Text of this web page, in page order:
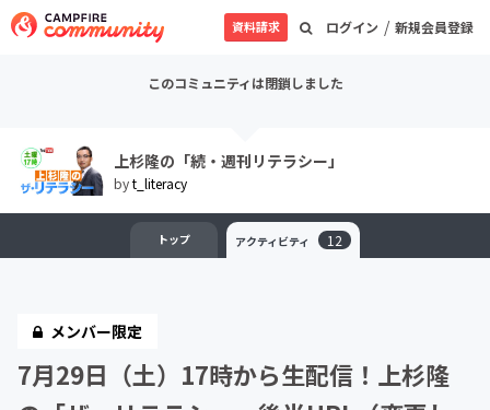
ログイン / 新規会員登録
資料請求
このコミュニティは閉鎖しました
上杉隆の「続・週刊リテラシー」
byt_literacy
トップ アクティビティ 12
メンバー限定
7月29日（土）17時から生配信！上杉隆